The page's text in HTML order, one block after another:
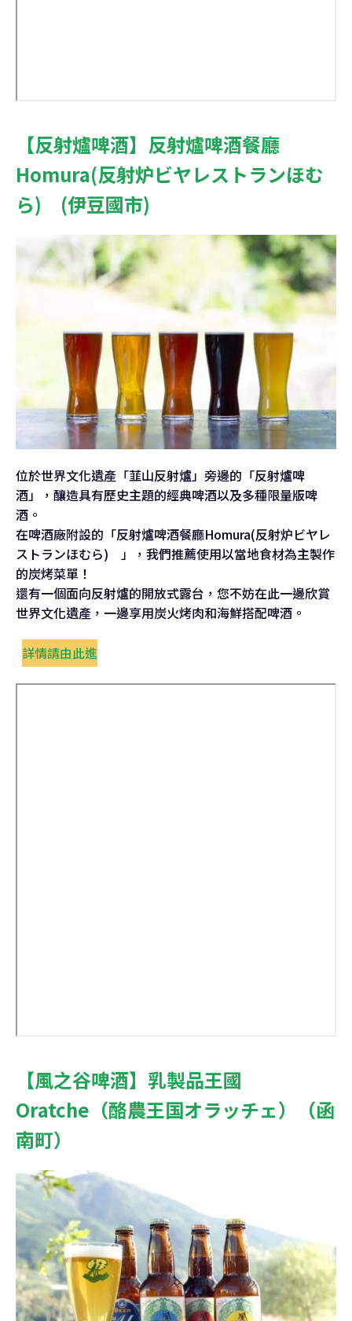
【反射爐啤酒】反射爐啤酒餐廳
Homura(反射炉ビヤレストランほむ
ら) (伊豆國市)
位於世界文化遺產「韮山反射爐」旁邊的「反射爐啤
酒」，釀造具有歷史主題的經典啤酒以及多種限量版啤
酒。
在啤酒廠附設的「反射爐啤酒餐廳Homura(反射炉ビヤレ
ストランほむら) 」，我們推薦使用以當地食材為主製作
的炭烤菜單！
還有一個面向反射爐的開放式露台，您不妨在此一邊欣賞
世界文化遺產，一邊享用炭火烤肉和海鮮搭配啤酒。
詳情請由此進
【風之谷啤酒】乳製品王國
Oratche（酪農王国オラッチェ）（函
南町）